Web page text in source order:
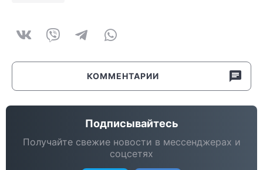
КОММЕНТАРИИ
Подписывайтесь
Получайте свежие новости в мессенджерах и
соцсетях